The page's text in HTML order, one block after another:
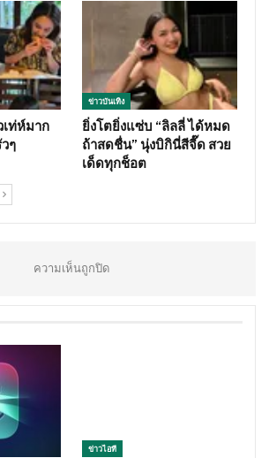
เท่ห์มาก
ๆ
ข่าวบันเทิง
ยิ่งโตยิ่งแซ่บ “ลิลลี่ ได้หมด
ถ้าสดชื่น” นุ่งบิกินี่สีจี๊ด สวย
เด็ดทุกช็อต
ความเห็นถูกปิด
ข่าวไอที